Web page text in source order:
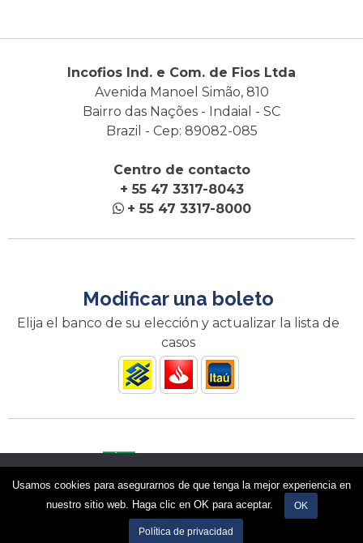
Usamos cookies para asegurarnos de que tenga la mejor experiencia en
nuestro sitio web. Haga clic en OK para aceptar.
OK
Política de privacidad
Incofios Ind. e Com. de Fios Ltda
Avenida Manoel Simão, 810
Bairro das Nações - Indaial - SC
Brazil - Cep: 89082-085
Centro de contacto
+ 55 47 3317-8043
+ 55 47 3317-8000
Modificar una boleto
Elija el banco de su elección y actualizar la lista de
casos
El Incofios está acreditado por el BNDES
experiência em nosso site. Se você continua a usar este site,
assumimos que você está satisfeito.
Política de privacidade